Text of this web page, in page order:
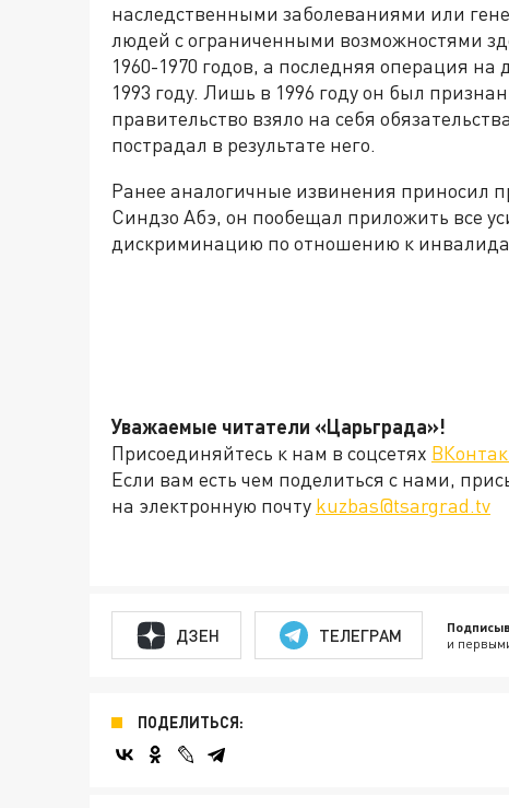
наследственными заболеваниями или
людей с ограниченными возможностями
1960-1970 годов, а последняя операция
1993 году. Лишь в 1996 году он был
правительство взяло на себя
пострадал в результате него.
Ранее аналогичные извинения приносил
Синдзо Абэ, он пообещал приложить все
дискриминацию по отношению к
Уважаемые читатели «Царьграда»!
Присоединяйтесь к нам в соцсетях
Если вам есть чем поделиться с нами,
на электронную почту kuzbas@tsargrad.tv
ДЗЕН ТЕЛЕГРАМ и
ПОДЕЛИТЬСЯ: